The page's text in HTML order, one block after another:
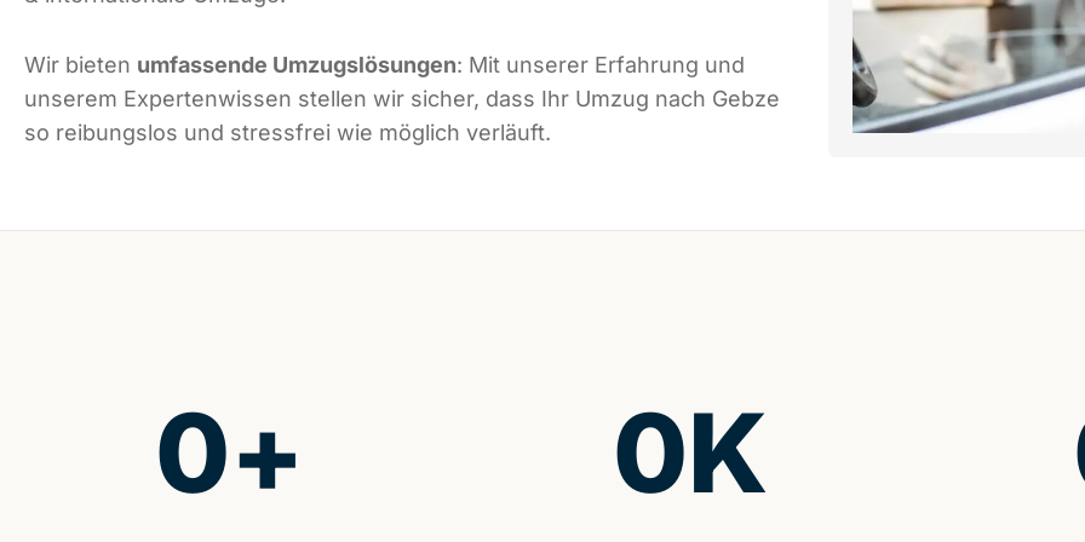
Wir bieten umfassende Umzugslösungen: Mit unserer Erfahrung und
unserem Expertenwissen stellen wir sicher, dass Ihr Umzug nach Gebze
so reibungslos und stressfrei wie möglich verläuft.
0+ 0K